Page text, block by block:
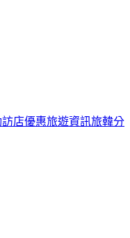
訪店優惠旅遊資訊旅韓分